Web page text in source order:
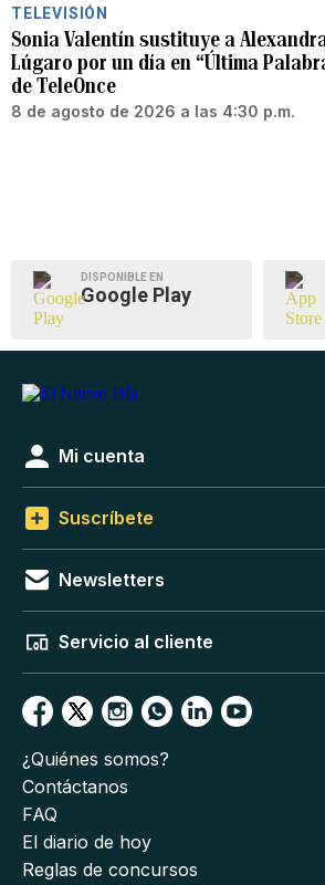
TELEVISIÓN
Sonia Valentín sustituye a
Lúgaro por un día en “Última
de TeleOnce
8 de agosto de 2026 a las 4:30 p.m.
DISPONIBLE EN
Google Play
Mi cuenta
Suscríbete
Newsletters
Servicio al cliente
¿Quiénes somos?
Contáctanos
FAQ
El diario de hoy
Reglas de concursos